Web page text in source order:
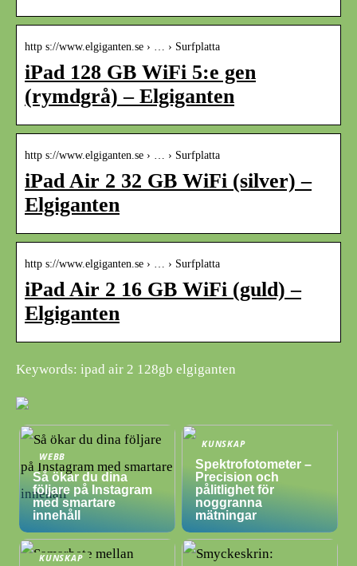
http s://www.elgiganten.se › … › Surfplatta
iPad 128 GB WiFi 5:e gen
(rymdgrå) – Elgiganten
http s://www.elgiganten.se › … › Surfplatta
iPad Air 2 32 GB WiFi (silver) –
Elgiganten
http s://www.elgiganten.se › … › Surfplatta
iPad Air 2 16 GB WiFi (guld) –
Elgiganten
Keywords: ipad air 2 128gb elgiganten
WEBB
Så ökar du dina
följare på Instagram
med smartare
innehåll
KUNSKAP
Spektrofotometer –
Precision och
pålitlighet för
noggranna
mätningar
KUNSKAP